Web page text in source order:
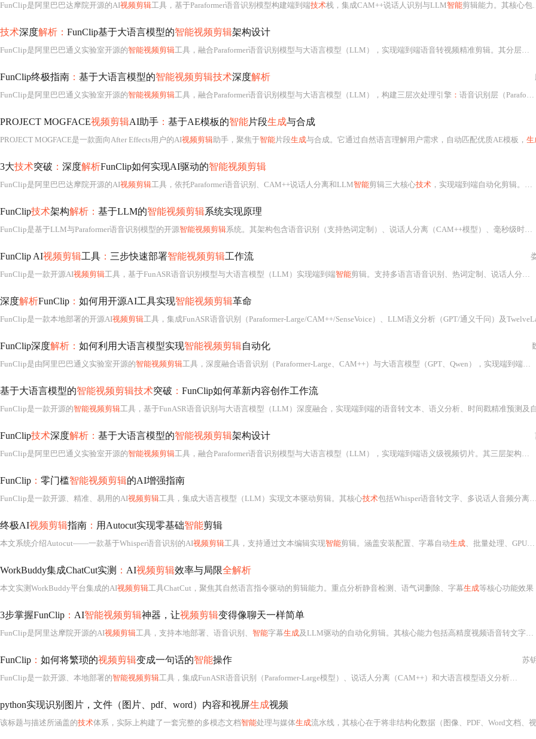
FunClip是阿里巴巴达摩院开源的AI视频剪辑工具，基于Paraformer语音识别模型构建端到端技术栈，集成CAM++说话人识别与LLM智能剪辑能力。其核心包括并行注意力机制、多尺度说话人分离、热词定制化、高精度时间戳预测及多语言支持。工程上采用模块化设计，支持模型切换、流式处理、GPU加速与云原生部署，并深度协同FunAudioLLM生态。
技术深度解析： FunClip基于大语言模型的智能视频剪辑架构设计
FunClip是阿里巴巴通义实验室开源的智能视频剪辑工具，融合Paraformer语音识别模型与大语言模型（LLM），实现端到端语音转视频精准剪辑。其分层架构包含语音识别层（Paraformer-Large/SeACo/CAM++）、语义理解层（支持百炼、OpenAI、gpt4free等LLM调用）和视频处理层（Gradio+MoviePy）。关键
FunClip终极指南 ： 基于大语言模型的智能视频剪辑技术深度解析
FunClip是阿里巴巴通义实验室开源的智能视频剪辑工具，融合Paraformer语音识别模型与大语言模型（LLM），构建三层次处理引擎 ： 语音识别层（Paraformer-Large/SeACo/CAM++）、语义理解层（支持百炼、OpenAI及gpt4free调用）和视频处理层（Gradio+MoviePy）。支持多说话人分离、热词定制、SRT字幕
PROJECT MOGFACE视频剪辑AI助手 ： 基于AE模板的智能片段生成与合成
PROJECT MOGFACE是一款面向After Effects用户的AI视频剪辑助手，聚焦于智能片段生成与合成。它通过自然语言理解用户需求，自动匹配优质AE模板， 生
3大技术突破 ： 深度解析FunClip如何实现AI驱动的智能视频剪辑
FunClip是阿里巴巴达摩院开源的AI视频剪辑工具，依托Paraformer语音识别、CAM++说话人分离和LLM智能剪辑三大核心技术 ，实现端到端自动化剪辑。其
FunClip技术架构解析： 基于LLM的智能视频剪辑系统实现原理
FunClip是基于LLM与Paraformer语音识别模型的开源智能视频剪辑系统。其架构包含语音识别（支持热词定制）、说话人分离（CAM++模型）、毫秒级时间戳预测（CTC对齐）、模块化分层设计（Gradio前端/FFmpeg剪辑/LLM分析层）及多模型集成策略。系统通过Prompt工程优化实现AI内容重要性评估、语义连贯剪辑与多片段推荐，已在教育、会议、媒体场景落地应用。
FunClip AI视频剪辑工具 ： 三步快速部署智能视频剪辑工作流
FunClip是一款开源AI视频剪辑工具，基于FunASR语音识别模型与大语言模型（LLM）实现端到端智能剪辑。支持多语言语音识别、热词定制、说话人分离及上下文感知的精彩片段自动提取。提供Gradio本地界面、命令行批量处理和API集成能力，适用于会议纪要
深度解析FunClip ： 如何用开源AI工具实现智能视频剪辑革命
FunClip是一款本地部署的开源AI视频剪辑工具，集成FunASR语音识别（Paraformer-Large/CAM++/SenseVoice）、LLM语义分析（GPT/通义千问）及TwelveLabs Pegasus多模态视
FunClip深度解析： 如何利用大语言模型实现智能视频剪辑自动化
FunClip是由阿里巴巴通义实验室开源的智能视频剪辑工具，深度融合语音识别（Paraformer-Large、CAM++）与大语言模型（GPT、Qwen），实现端到端视频语音识别、说话人分离、语义驱动剪辑及字幕
基于大语言模型的智能视频剪辑技术突破 ： FunClip如何革新内容创作工作流
FunClip是一款开源的智能视频剪辑工具，基于FunASR语音识别与大语言模型（LLM）深度融合，实现端到端的语音转文本、语义分析、时间戳精准预测及自动剪辑。它支持热词定制、多说话人区分、SRT/
FunClip技术深度解析： 基于大语言模型的智能视频剪辑架构设计
FunClip是阿里巴巴通义实验室开源的智能视频剪辑工具，融合Paraformer语音识别模型与大语言模型（LLM），实现端到端语义级视频切片。其三层架构涵盖语音识别（支持热词定制与说话人分离）、语义理解（通过提示词工程将SRT转化为剪辑指令）及视频处理（Gradio+MoviePy）。关键
FunClip ： 零门槛智能视频剪辑的AI增强指南
FunClip是一款开源、精准、易用的AI视频剪辑工具，集成大语言模型（LLM）实现文本驱动剪辑。其核心技术包括Whisper语音转文字、多说话人音频分离、LLM语义理解及moviepy视频合成。支持3步精准切片、LLM
终极AI视频剪辑指南 ： 用Autocut实现零基础智能剪辑
本文系统介绍Autocut——一款基于Whisper语音识别的AI视频剪辑工具，支持通过文本编辑实现智能剪辑。涵盖安装配置、字幕自动生成、批量处理、GPU加速、Docker部署及四大应用场景（自媒体、在线课程、会议记录、播客）。强调零
WorkBuddy集成ChatCut实测 ： AI视频剪辑效率与局限全解析
本文实测WorkBuddy平台集成的AI视频剪辑工具ChatCut，聚焦其自然语言指令驱动的剪辑能力。重点分析静音检测、语气词删除、字幕生成等核心功能效果，揭示其在中文口播视频处理中的实
3步掌握FunClip ： AI智能视频剪辑神器，让视频剪辑变得像聊天一样简单
FunClip是阿里达摩院开源的AI视频剪辑工具，支持本地部署、语音识别、 智能字幕生成及LLM驱动的自动化剪辑。其核心能力包括高精度视频语音转文字、说话人分离、热词定制、多模型API集成（如GPT-3.5/4），并提供快速/精准/批量三种工作模式。所有处理在本地完成，保障数据隐私，适用于教育、短视频、会议记录等场景。
FunClip ： 如何将繁琐的视频剪辑变成一句话的智能操作
FunClip是一款开源、本地部署的智能视频剪辑工具，集成FunASR语音识别（Paraformer-Large模型）、说话人分离（CAM++）和大语言模型语义分析能力，支持热词优化、自动关键片段推荐与一键剪辑。适用于教育知识点提取、会议发言分离、自媒体热点剪辑等场景，实测效率提升10倍，中文语音识别字准确率达96.7%，说话人识别准确率超90%。
苏
python实现识别图片，文件（图片、pdf、word）内容和视屏生成视频
该标题与描述所涵盖的技术体系，实际上构建了一套完整的多模态文档智能处理与媒体生成流水线，其核心在于将非结构化数据（图像、PDF、Word文档、视频）通过Python生态中一系列成熟且高效的开源